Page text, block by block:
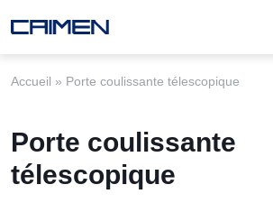
Accueil » Porte coulissante télescopique
Porte coulissante
télescopique